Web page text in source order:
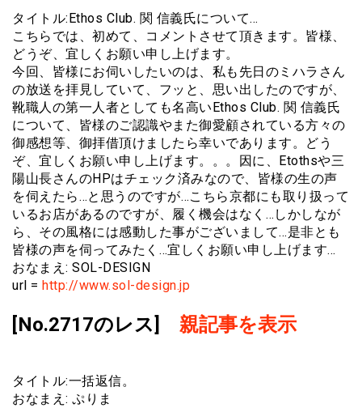
タイトル:Ethos Club. 関 信義氏について…
こちらでは、初めて、コメントさせて頂きます。皆様、
どうぞ、宜しくお願い申し上げます。
今回、皆様にお伺いしたいのは、私も先日のミハラさん
の放送を拝見していて、フッと、思い出したのですが、
靴職人の第一人者としても名高いEthos Club. 関 信義氏
について、皆様のご認識やまた御愛顧されている方々の
御感想等、御拝借頂けましたら幸いであります。どう
ぞ、宜しくお願い申し上げます。。。因に、Etothsや三
陽山長さんのHPはチェック済みなので、皆様の生の声
を伺えたら…と思うのですが…こちら京都にも取り扱って
いるお店があるのですが、履く機会はなく…しかしなが
ら、その風格には感動した事がございまして…是非とも
皆様の声を伺ってみたく…宜しくお願い申し上げます…
おなまえ: SOL-DESIGN
url = http://www.sol-design.jp
[No.2717のレス] 親記事を表示
タイトル:一括返信。
おなまえ: ぷりま